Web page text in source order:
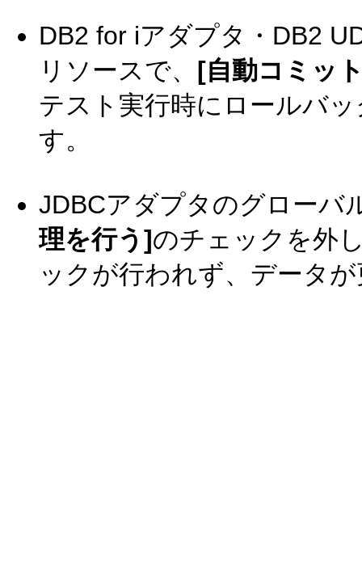
DB2 for iアダプタ・DB2
リソースで、 [自動コミッ
テスト実行時にロールバ
す。
JDBCアダプタのグローバ
理を行う]のチェックを外
ックが行われず、データ